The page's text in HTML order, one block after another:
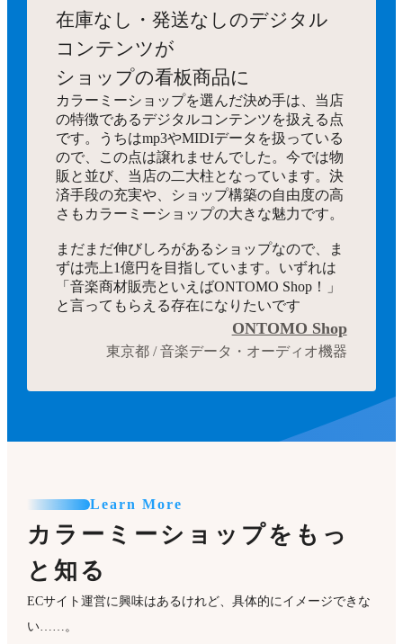
在庫なし・発送なしのデジタル
コンテンツが
ショップの看板商品に
カラーミーショップを選んだ決め手は、当店
の特徴であるデジタルコンテンツを扱える点
です。うちはmp3やMIDIデータを扱っている
ので、この点は譲れませんでした。今では物
販と並び、当店の二大柱となっています。決
済手段の充実や、ショップ構築の自由度の高
さもカラーミーショップの大きな魅力です。
まだまだ伸びしろがあるショップなので、ま
ずは売上1億円を目指しています。いずれは
「音楽商材販売といえばONTOMO Shop！」
と言ってもらえる存在になりたいです
ONTOMO Shop
東京都 / 音楽データ・オーディオ機器
Learn More
カラーミーショップをもっ
と知る
ECサイト運営に興味はあるけれど、具体的にイメージできな
い……。